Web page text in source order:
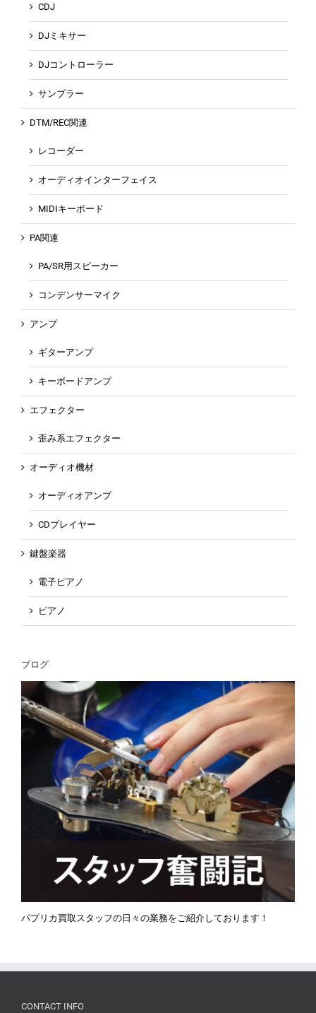
CDJ
DJミキサー
DJコントローラー
サンプラー
DTM/REC関連
レコーダー
オーディオインターフェイス
MIDIキーボード
PA関連
PA/SR用スピーカー
コンデンサーマイク
アンプ
ギターアンプ
キーボードアンプ
エフェクター
歪み系エフェクター
オーディオ機材
オーディオアンプ
CDプレイヤー
鍵盤楽器
電子ピアノ
ピアノ
ブログ
パプリカ買取スタッフの日々の業務をご紹介しております！
CONTACT INFO